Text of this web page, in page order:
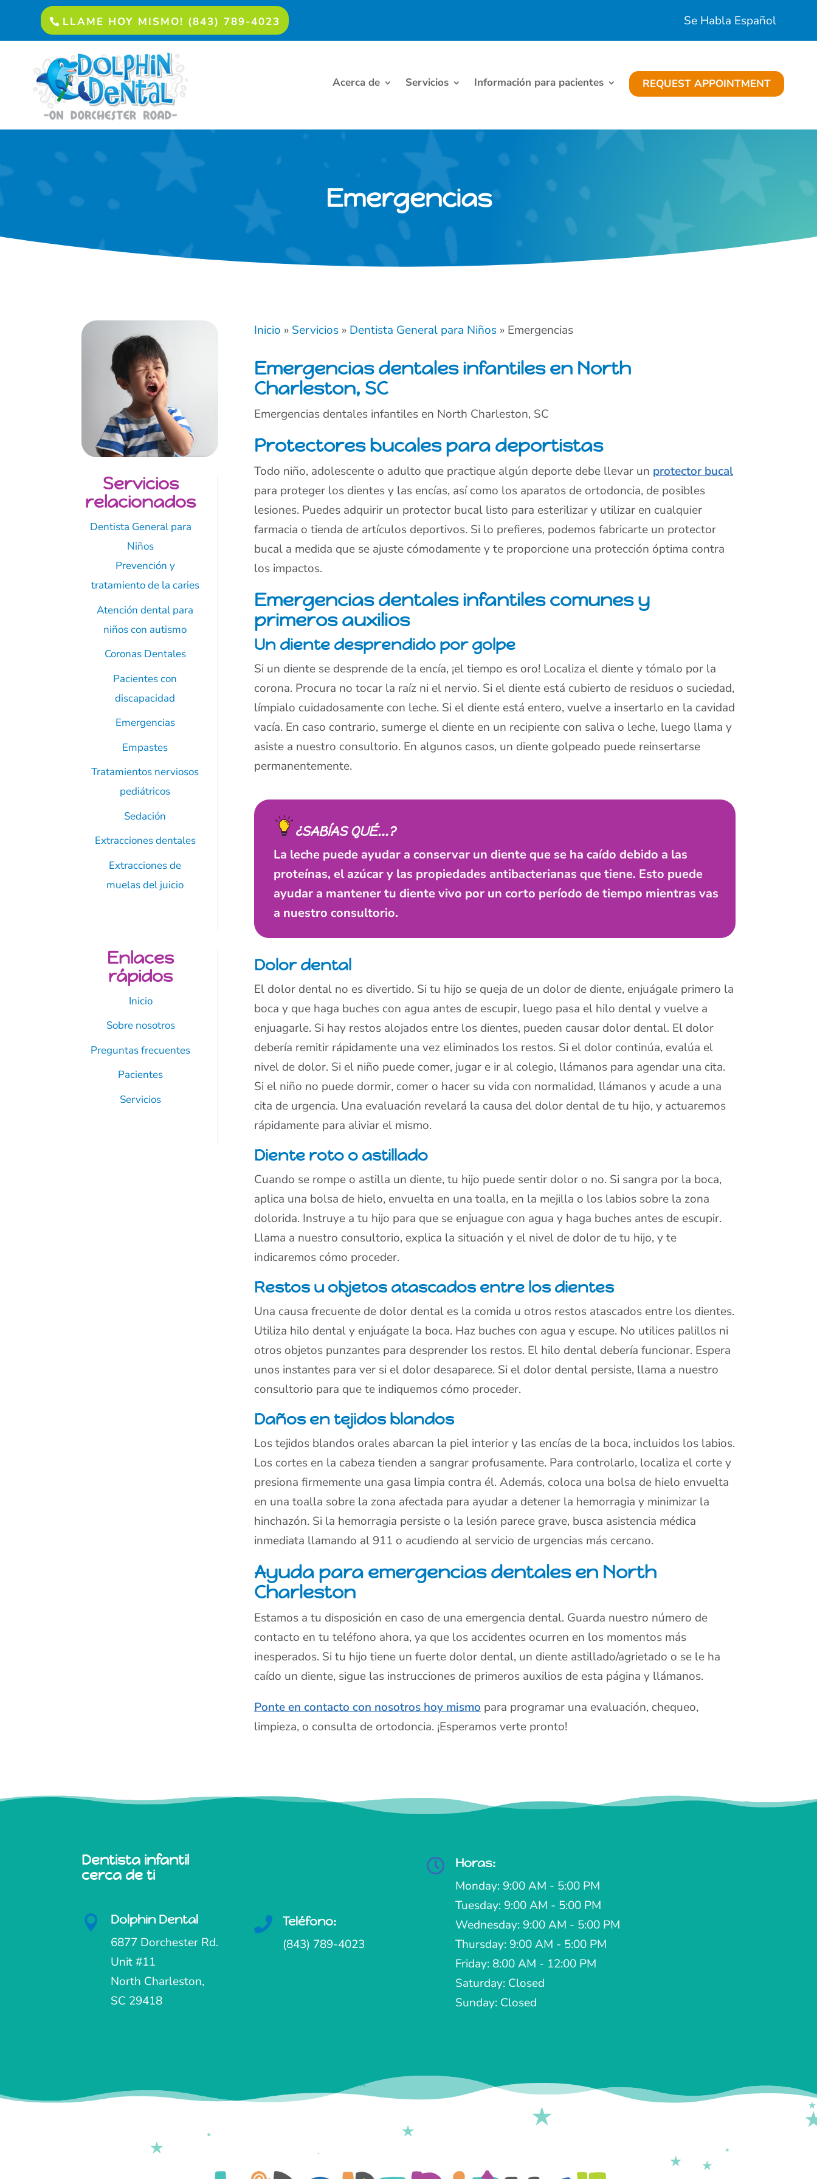
LLAME HOY MISMO! (843) 789-4023 Se Habla Español
Acerca de Servicios Información para pacientes REQUEST APPOINTMENT
Emergencias
Servicios
relacionados
Dentista General para
Niños
Prevención y
tratamiento de la caries
Atención dental para
niños con autismo
Coronas Dentales
Pacientes con
discapacidad
Emergencias
Empastes
Tratamientos nerviosos
pediátricos
Sedación
Extracciones dentales
Extracciones de
muelas del juicio
Enlaces
rápidos
Inicio
Sobre nosotros
Preguntas frecuentes
Pacientes
Servicios
Inicio » Servicios » Dentista General para Niños » Emergencias
Emergencias dentales infantiles en North
Charleston, SC
Emergencias dentales infantiles en North Charleston, SC
Protectores bucales para deportistas
Todo niño, adolescente o adulto que practique algún deporte debe llevar un protector bucal
para proteger los dientes y las encías, así como los aparatos de ortodoncia, de posibles
lesiones. Puedes adquirir un protector bucal listo para esterilizar y utilizar en cualquier
farmacia o tienda de artículos deportivos. Si lo prefieres, podemos fabricarte un protector
bucal a medida que se ajuste cómodamente y te proporcione una protección óptima contra
los impactos.
Emergencias dentales infantiles comunes y
primeros auxilios
Un diente desprendido por golpe
Si un diente se desprende de la encía, ¡el tiempo es oro! Localiza el diente y tómalo por la
corona. Procura no tocar la raíz ni el nervio. Si el diente está cubierto de residuos o suciedad,
límpialo cuidadosamente con leche. Si el diente está entero, vuelve a insertarlo en la cavidad
vacía. En caso contrario, sumerge el diente en un recipiente con saliva o leche, luego llama y
asiste a nuestro consultorio. En algunos casos, un diente golpeado puede reinsertarse
permanentemente.
¿SABÍAS QUÉ...?
La leche puede ayudar a conservar un diente que se ha caído debido a las
proteínas, el azúcar y las propiedades antibacterianas que tiene. Esto puede
ayudar a mantener tu diente vivo por un corto período de tiempo mientras vas
a nuestro consultorio.
Dolor dental
El dolor dental no es divertido. Si tu hijo se queja de un dolor de diente, enjuágale primero la
boca y que haga buches con agua antes de escupir, luego pasa el hilo dental y vuelve a
enjuagarle. Si hay restos alojados entre los dientes, pueden causar dolor dental. El dolor
debería remitir rápidamente una vez eliminados los restos. Si el dolor continúa, evalúa el
nivel de dolor. Si el niño puede comer, jugar e ir al colegio, llámanos para agendar una cita.
Si el niño no puede dormir, comer o hacer su vida con normalidad, llámanos y acude a una
cita de urgencia. Una evaluación revelará la causa del dolor dental de tu hijo, y actuaremos
rápidamente para aliviar el mismo.
Diente roto o astillado
Cuando se rompe o astilla un diente, tu hijo puede sentir dolor o no. Si sangra por la boca,
aplica una bolsa de hielo, envuelta en una toalla, en la mejilla o los labios sobre la zona
dolorida. Instruye a tu hijo para que se enjuague con agua y haga buches antes de escupir.
Llama a nuestro consultorio, explica la situación y el nivel de dolor de tu hijo, y te
indicaremos cómo proceder.
Restos u objetos atascados entre los dientes
Una causa frecuente de dolor dental es la comida u otros restos atascados entre los dientes.
Utiliza hilo dental y enjuágate la boca. Haz buches con agua y escupe. No utilices palillos ni
otros objetos punzantes para desprender los restos. El hilo dental debería funcionar. Espera
unos instantes para ver si el dolor desaparece. Si el dolor dental persiste, llama a nuestro
consultorio para que te indiquemos cómo proceder.
Daños en tejidos blandos
Los tejidos blandos orales abarcan la piel interior y las encías de la boca, incluidos los labios.
Los cortes en la cabeza tienden a sangrar profusamente. Para controlarlo, localiza el corte y
presiona firmemente una gasa limpia contra él. Además, coloca una bolsa de hielo envuelta
en una toalla sobre la zona afectada para ayudar a detener la hemorragia y minimizar la
hinchazón. Si la hemorragia persiste o la lesión parece grave, busca asistencia médica
inmediata llamando al 911 o acudiendo al servicio de urgencias más cercano.
Ayuda para emergencias dentales en North
Charleston
Estamos a tu disposición en caso de una emergencia dental. Guarda nuestro número de
contacto en tu teléfono ahora, ya que los accidentes ocurren en los momentos más
inesperados. Si tu hijo tiene un fuerte dolor dental, un diente astillado/agrietado o se le ha
caído un diente, sigue las instrucciones de primeros auxilios de esta página y llámanos.
Ponte en contacto con nosotros hoy mismo para programar una evaluación, chequeo,
limpieza, o consulta de ortodoncia. ¡Esperamos verte pronto!
Dentista infantil
cerca de ti
 Dolphin Dental
6877 Dorchester Rd.
Unit #11
North Charleston,
SC 29418
 Teléfono:
(843) 789-4023
 Horas:
Monday: 9:00 AM - 5:00 PM
Tuesday: 9:00 AM - 5:00 PM
Wednesday: 9:00 AM - 5:00 PM
Thursday: 9:00 AM - 5:00 PM
Friday: 8:00 AM - 12:00 PM
Saturday: Closed
Sunday: Closed